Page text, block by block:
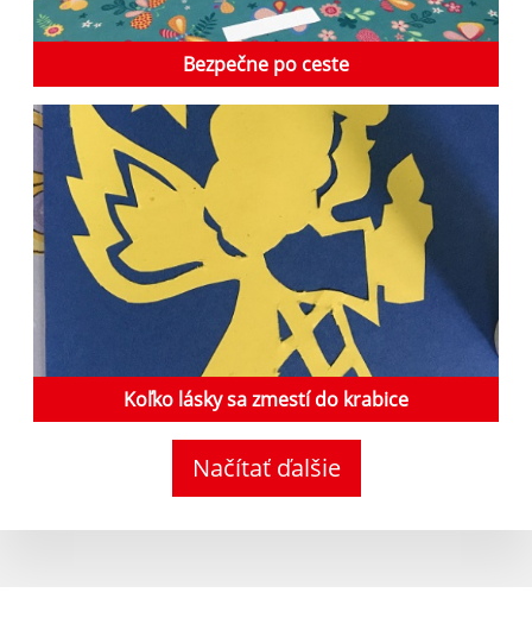
Bezpečne po ceste
Koľko lásky sa zmestí do krabice
Načítať ďalšie